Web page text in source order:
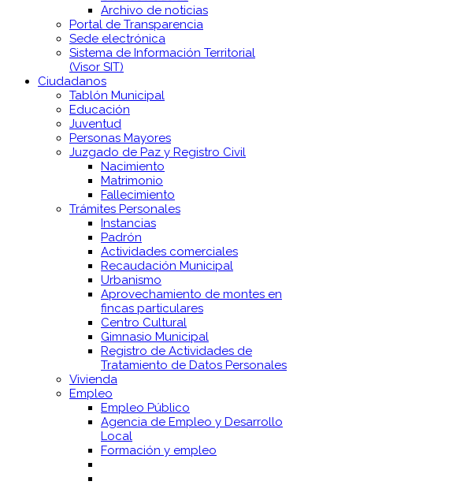
Archivo de noticias
Portal de Transparencia
Sede electrónica
Sistema de Información Territorial
(Visor SIT)
Ciudadanos
Tablón Municipal
Educación
Juventud
Personas Mayores
Juzgado de Paz y Registro Civil
Nacimiento
Matrimonio
Fallecimiento
Trámites Personales
Instancias
Padrón
Actividades comerciales
Recaudación Municipal
Urbanismo
Aprovechamiento de montes en
fincas particulares
Centro Cultural
Gimnasio Municipal
Registro de Actividades de
Tratamiento de Datos Personales
Vivienda
Empleo
Empleo Público
Agencia de Empleo y Desarrollo
Local
Formación y empleo